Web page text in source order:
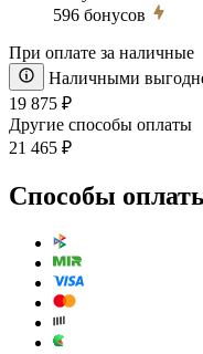
596 бонусов
При оплате за наличные
Наличными
19 875 ₽
Другие способы оплаты
21 465 ₽
Способы